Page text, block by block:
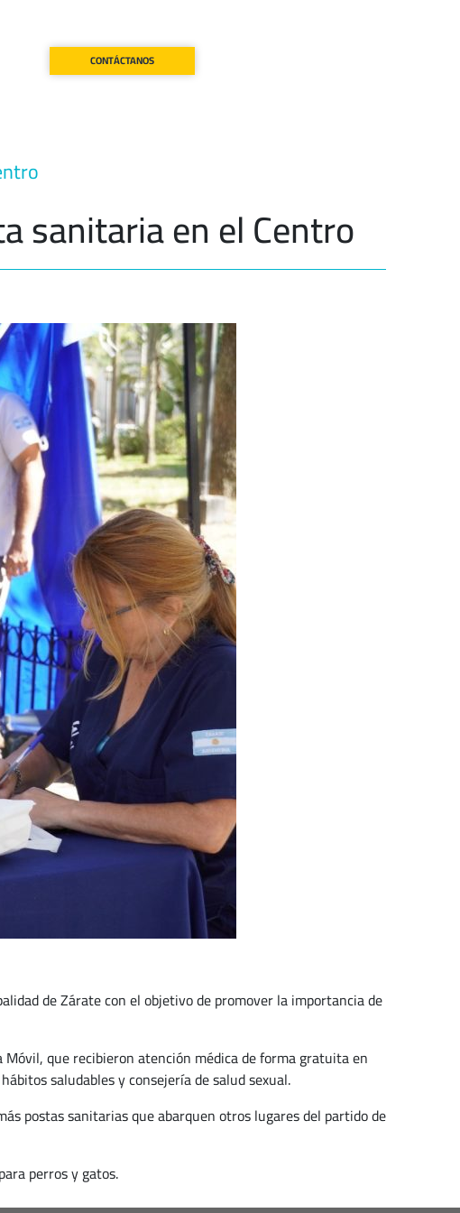
CONTÁCTANOS
sanitaria en el Centro
de Zárate con el objetivo de promover la importancia de
que recibieron atención médica de forma gratuita en
saludables y consejería de salud sexual.
postas sanitarias que abarquen otros lugares del partido de
perros y gatos.